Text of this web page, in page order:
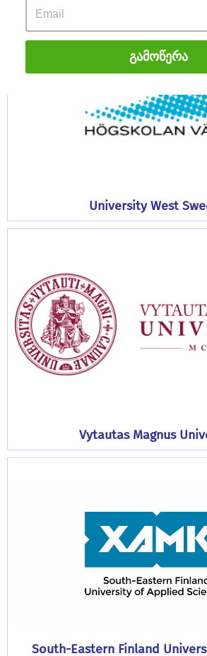
University West
Vytautas Magnus
South-Eastern Finland
Გამოწერა